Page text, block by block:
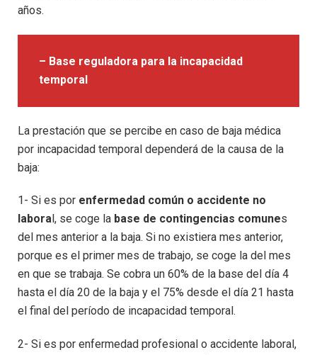
años.
– Base reguladora para la incapacidad
temporal
La prestación que se percibe en caso de baja médica
por incapacidad temporal dependerá de la causa de la
baja:
1- Si es por enfermedad común o accidente no
labora l, se coge la base de contingencias comunes
del mes anterior a la baja. Si no existiera mes anterior,
porque es el primer mes de trabajo, se coge la del mes
en que se trabaja. Se cobra un 60% de la base del día 4
hasta el día 20 de la baja y el 75% desde el día 21 hasta
el final del período de incapacidad temporal.
2- Si es por enfermedad profesional o accidente laboral,